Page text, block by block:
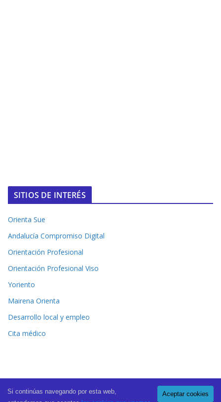
SITIOS DE INTERÉS
Orienta Sue
Andalucía Compromiso Digital
Orientación Profesional
Orientación Profesional Viso
Yoriento
Mairena Orienta
Desarrollo local y empleo
Cita médico
Copyright © 2026 El Periódico de Mairena . All rights reserved.
Aceptar cookies
Si continúas navegando por esta web,